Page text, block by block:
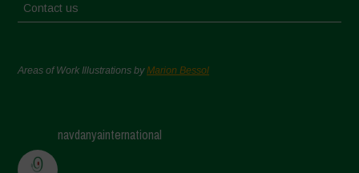
Contact us
Areas of Work Illustrations byMarion Bessol
navdanyainternational